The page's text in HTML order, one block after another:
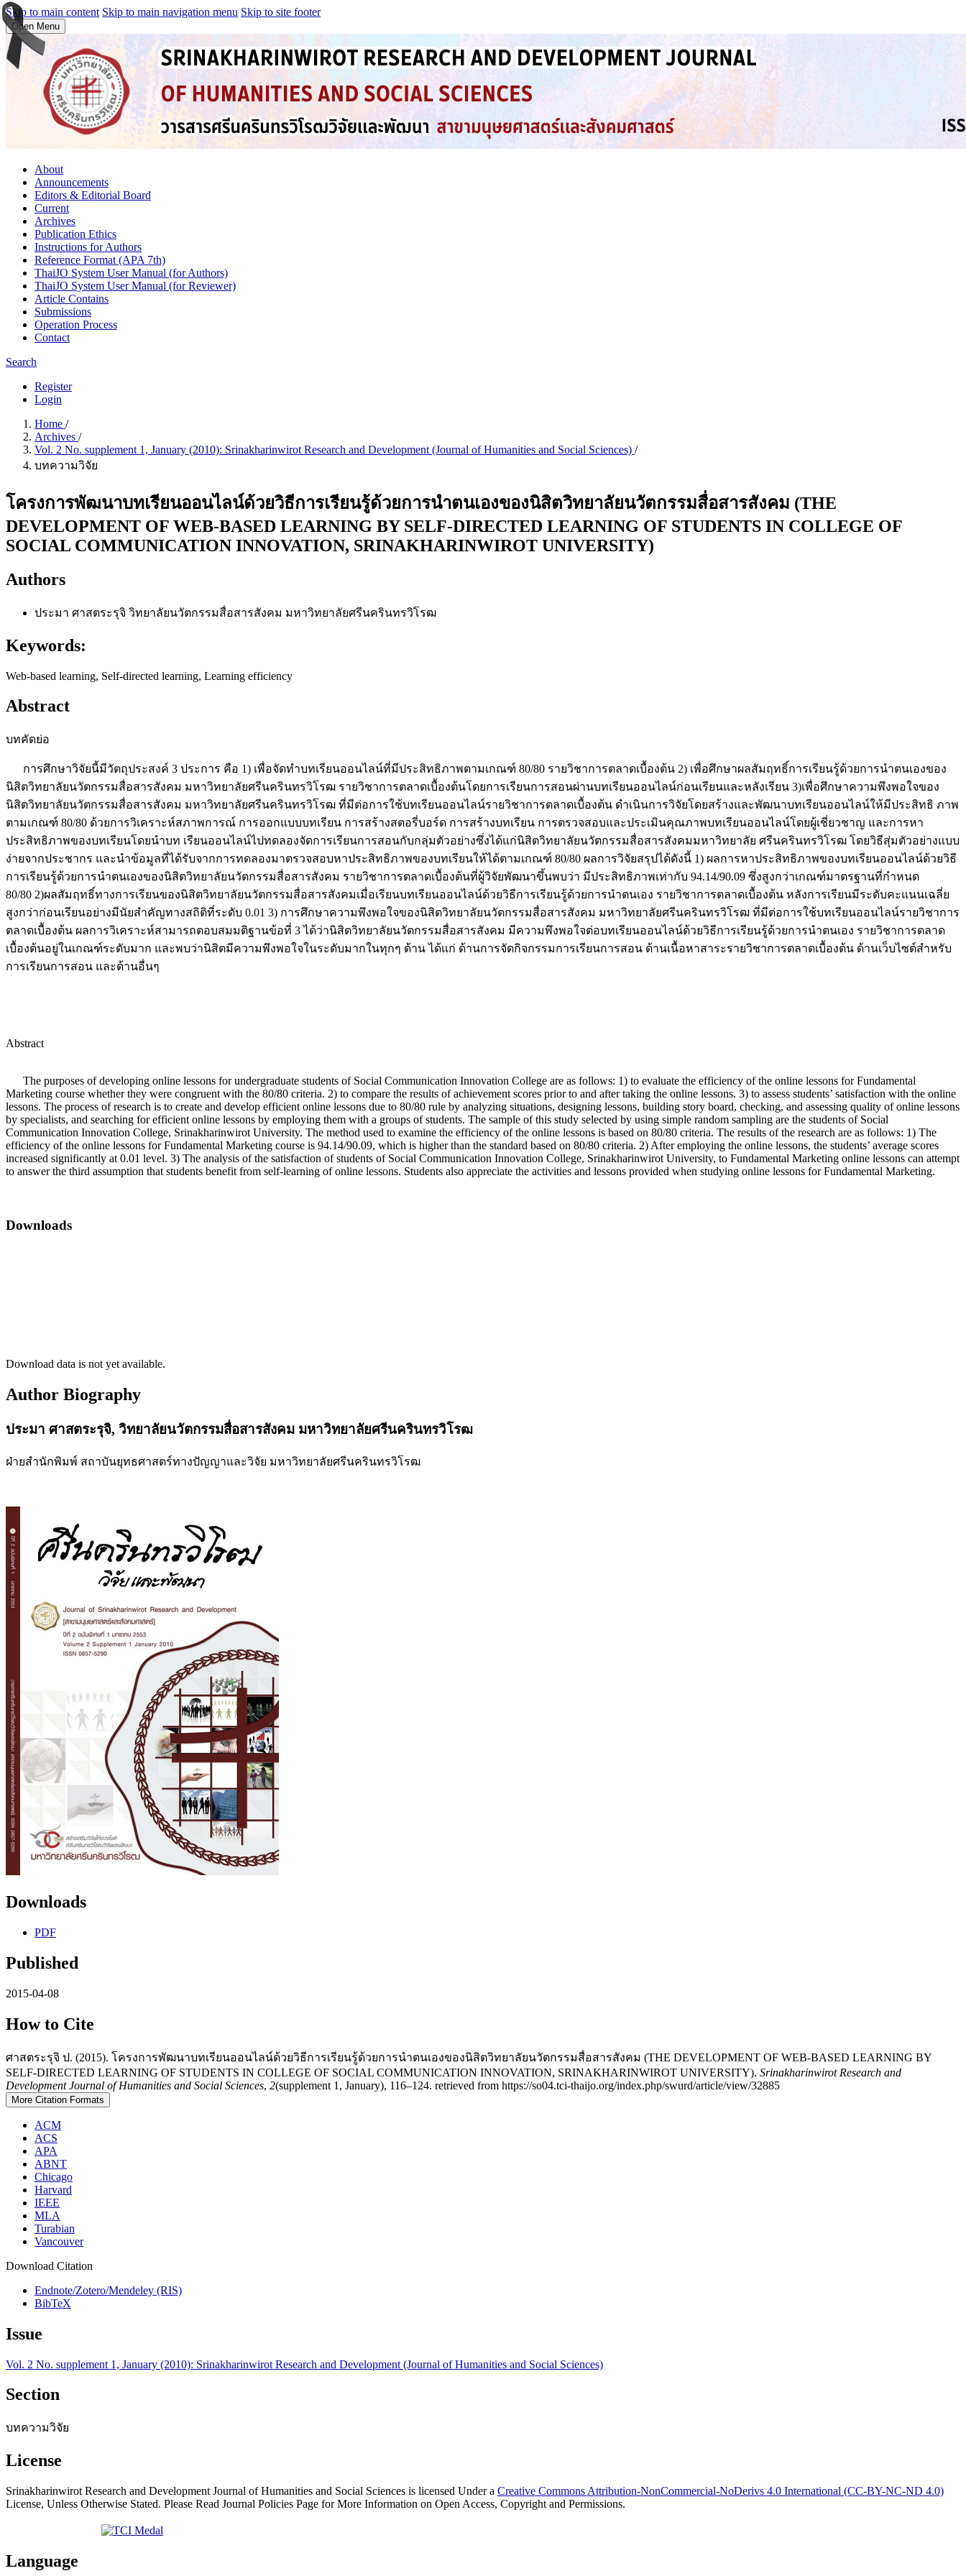
Skip to main content Skip to main navigation menu Skip to site footer
Open Menu
About
Announcements
Editors & Editorial Board
Current
Archives
Publication Ethics
Instructions for Authors
Reference Format (APA 7th)
ThaiJO System User Manual (for Authors)
ThaiJO System User Manual (for Reviewer)
Article Contains
Submissions
Operation Process
Contact
Search
Register
Login
Home /
Archives /
Vol. 2 No. supplement 1, January (2010): Srinakharinwirot Research and Development (Journal of Humanities and Social Sciences) /
บทความวิจัย
โครงการพัฒนาบทเรียนออนไลน์ด้วยวิธีการเรียนรู้ด้วยการนำตนเองของนิสิตวิทยาลัยนวัตกรรมสื่อสารสังคม (THE
DEVELOPMENT OF WEB-BASED LEARNING BY SELF-DIRECTED LEARNING OF STUDENTS IN COLLEGE OF
SOCIAL COMMUNICATION INNOVATION, SRINAKHARINWIROT UNIVERSITY)
Authors
ประมา ศาสตระรุจิ วิทยาลัยนวัตกรรมสื่อสารสังคม มหาวิทยาลัยศรีนครินทรวิโรฒ
Keywords:
Web-based learning, Self-directed learning, Learning efficiency
Abstract
บทคัดย่อ
การศึกษาวิจัยนี้มีวัตถุประสงค์ 3 ประการ คือ 1) เพื่อจัดทำบทเรียนออนไลน์ที่มีประสิทธิภาพตามเกณฑ์ 80/80 รายวิชาการตลาดเบื้องต้น 2) เพื่อศึกษาผลสัมฤทธิ์การเรียนรู้ด้วยการนำตนเองของ
นิสิตวิทยาลัยนวัตกรรมสื่อสารสังคม มหาวิทยาลัยศรีนครินทรวิโรฒ รายวิชาการตลาดเบื้องต้นโดยการเรียนการสอนผ่านบทเรียนออนไลน์ก่อนเรียนและหลังเรียน 3)เพื่อศึกษาความพึงพอใจของ
นิสิตวิทยาลัยนวัตกรรมสื่อสารสังคม มหาวิทยาลัยศรีนครินทรวิโรฒ ที่มีต่อการใช้บทเรียนออนไลน์รายวิชาการตลาดเบื้องต้น ดำเนินการวิจัยโดยสร้างและพัฒนาบทเรียนออนไลน์ให้มีประสิทธิ ภาพ
ตามเกณฑ์ 80/80 ด้วยการวิเคราะห์สภาพการณ์ การออกแบบบทเรียน การสร้างสตอรี่บอร์ด การสร้างบทเรียน การตรวจสอบและประเมินคุณภาพบทเรียนออนไลน์โดยผู้เชี่ยวชาญ และการหา
ประสิทธิภาพของบทเรียนโดยนำบท เรียนออนไลน์ไปทดลองจัดการเรียนการสอนกับกลุ่มตัวอย่างซึ่งได้แก่นิสิตวิทยาลัยนวัตกรรมสื่อสารสังคมมหาวิทยาลัย ศรีนครินทรวิโรฒ โดยวิธีสุ่มตัวอย่างแบบ
ง่ายจากประชากร และนำข้อมูลที่ได้รับจากการทดลองมาตรวจสอบหาประสิทธิภาพของบทเรียนให้ได้ตามเกณฑ์ 80/80 ผลการวิจัยสรุปได้ดังนี้ 1) ผลการหาประสิทธิภาพของบทเรียนออนไลน์ด้วยวิธี
การเรียนรู้ด้วยการนำตนเองของนิสิตวิทยาลัยนวัตกรรมสื่อสารสังคม รายวิชาการตลาดเบื้องต้นที่ผู้วิจัยพัฒนาขึ้นพบว่า มีประสิทธิภาพเท่ากับ 94.14/90.09 ซึ่งสูงกว่าเกณฑ์มาตรฐานที่กำหนด
80/80 2)ผลสัมฤทธิ์ทางการเรียนของนิสิตวิทยาลัยนวัตกรรมสื่อสารสังคมเมื่อเรียนบทเรียนออนไลน์ด้วยวิธีการเรียนรู้ด้วยการนำตนเอง รายวิชาการตลาดเบื้องต้น หลังการเรียนมีระดับคะแนนเฉลี่ย
สูงกว่าก่อนเรียนอย่างมีนัยสำคัญทางสถิติที่ระดับ 0.01 3) การศึกษาความพึงพอใจของนิสิตวิทยาลัยนวัตกรรมสื่อสารสังคม มหาวิทยาลัยศรีนครินทรวิโรฒ ที่มีต่อการใช้บทเรียนออนไลน์รายวิชาการ
ตลาดเบื้องต้น ผลการวิเคราะห์สามารถตอบสมมติฐานข้อที่ 3 ได้ว่านิสิตวิทยาลัยนวัตกรรมสื่อสารสังคม มีความพึงพอใจต่อบทเรียนออนไลน์ด้วยวิธีการเรียนรู้ด้วยการนำตนเอง รายวิชาการตลาด
เบื้องต้นอยู่ในเกณฑ์ระดับมาก และพบว่านิสิตมีความพึงพอใจในระดับมากในทุกๆ ด้าน ได้แก่ ด้านการจัดกิจกรรมการเรียนการสอน ด้านเนื้อหาสาระรายวิชาการตลาดเบื้องต้น ด้านเว็บไซต์สำหรับ
การเรียนการสอน และด้านอื่นๆ
Abstract
The purposes of developing online lessons for undergraduate students of Social Communication Innovation College are as follows: 1) to evaluate the efficiency of the online lessons for Fundamental
Marketing course whether they were congruent with the 80/80 criteria. 2) to compare the results of achievement scores prior to and after taking the online lessons. 3) to assess students’ satisfaction with the online
lessons. The process of research is to create and develop efficient online lessons due to 80/80 rule by analyzing situations, designing lessons, building story board, checking, and assessing quality of online lessons
by specialists, and searching for efficient online lessons by employing them with a groups of students. The sample of this study selected by using simple random sampling are the students of Social
Communication Innovation College, Srinakharinwirot University. The method used to examine the efficiency of the online lessons is based on 80/80 criteria. The results of the research are as follows: 1) The
efficiency of the online lessons for Fundamental Marketing course is 94.14/90.09, which is higher than the standard based on 80/80 criteria. 2) After employing the online lessons, the students’ average scores
increased significantly at 0.01 level. 3) The analysis of the satisfaction of students of Social Communication Innovation College, Srinakharinwirot University, to Fundamental Marketing online lessons can attempt
to answer the third assumption that students benefit from self-learning of online lessons. Students also appreciate the activities and lessons provided when studying online lessons for Fundamental Marketing.
Downloads
Download data is not yet available.
Author Biography
ประมา ศาสตระรุจิ, วิทยาลัยนวัตกรรมสื่อสารสังคม มหาวิทยาลัยศรีนครินทรวิโรฒ
ฝ่ายสำนักพิมพ์ สถาบันยุทธศาสตร์ทางปัญญาและวิจัย มหาวิทยาลัยศรีนครินทรวิโรฒ
Downloads
PDF
Published
2015-04-08
How to Cite
ศาสตระรุจิ ป. (2015). โครงการพัฒนาบทเรียนออนไลน์ด้วยวิธีการเรียนรู้ด้วยการนำตนเองของนิสิตวิทยาลัยนวัตกรรมสื่อสารสังคม (THE DEVELOPMENT OF WEB-BASED LEARNING BY
SELF-DIRECTED LEARNING OF STUDENTS IN COLLEGE OF SOCIAL COMMUNICATION INNOVATION, SRINAKHARINWIROT UNIVERSITY). Srinakharinwirot Research and
Development Journal of Humanities and Social Sciences, 2(supplement 1, January), 116–124. retrieved from https://so04.tci-thaijo.org/index.php/swurd/article/view/32885
More Citation Formats
ACM
ACS
APA
ABNT
Chicago
Harvard
IEEE
MLA
Turabian
Vancouver
Download Citation
Endnote/Zotero/Mendeley (RIS)
BibTeX
Issue
Vol. 2 No. supplement 1, January (2010): Srinakharinwirot Research and Development (Journal of Humanities and Social Sciences)
Section
บทความวิจัย
License
Srinakharinwirot Research and Development Journal of Humanities and Social Sciences is licensed Under a Creative Commons Attribution-NonCommercial-NoDerivs 4.0 International (CC-BY-NC-ND 4.0)
License, Unless Otherwise Stated. Please Read Journal Policies Page for More Information on Open Access, Copyright and Permissions.
Language